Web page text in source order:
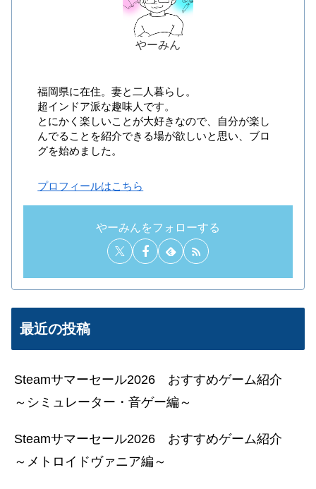
やーみん
福岡県に在住。妻と二人暮らし。
超インドア派な趣味人です。
とにかく楽しいことが大好きなので、自分が楽し
んでることを紹介できる場が欲しいと思い、ブロ
グを始めました。
プロフィールはこちら
やーみんをフォローする
最近の投稿
Steamサマーセール2026 おすすめゲーム紹介
～シミュレーター・音ゲー編～
Steamサマーセール2026 おすすめゲーム紹介
～メトロイドヴァニア編～